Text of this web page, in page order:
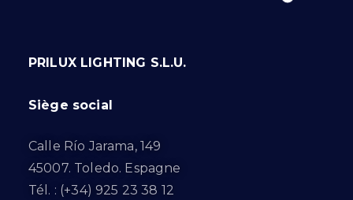
PRILUX LIGHTING S.L.U.
Siège social
Calle Río Jarama, 149
45007. Toledo. Espagne
Tél. : (+34) 925 23 38 12